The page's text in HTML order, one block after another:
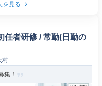
を見る
任者研修 / 常勤(日勤の
村
集！